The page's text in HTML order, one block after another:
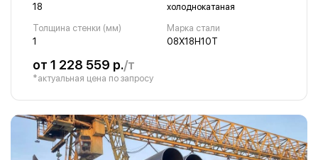
18
холоднокатаная
Толщина стенки (мм)
1
Марка стали
08Х18Н10Т
от 1 228 559 р./т
*актуальная цена по запросу